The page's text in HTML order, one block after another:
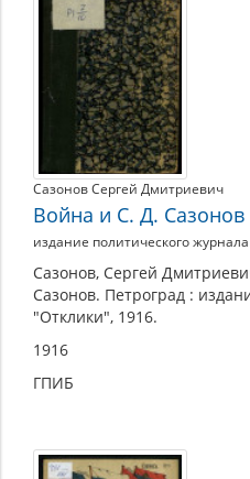
Сазонов Сергей Дмитриевич
Война и С. Д. Сазонов
издание политического
Сазонов, Сергей
Сазонов. Петроград :
"Отклики", 1916.
1916
ГПИБ